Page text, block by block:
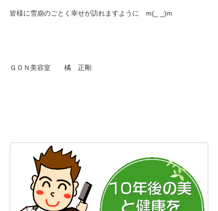
皆様に雪崩のごとく幸せが訪れますように m(_ _)m
ＧＯＮ美容室 橘 正剛